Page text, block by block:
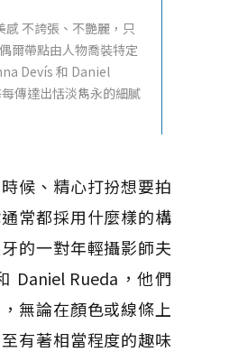
感 不誇張、不艷麗，只
爾帶點由人物喬裝特定
Devís 和 Daniel
傳達出恬淡雋永的細膩
候、精心打扮想要拍
常都採用什麼樣的構
的一對年輕攝影師夫
Daniel Rueda，他們
無論在顏色或線條上
有著相當程度的趣味